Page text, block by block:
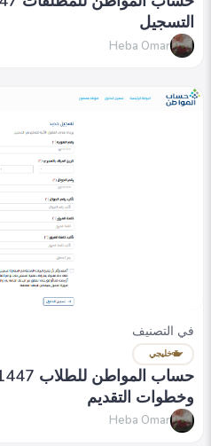
التسجيل
Heba Omar
في التصنيف
خليجي
وخطوات التقديم
Heba Omar